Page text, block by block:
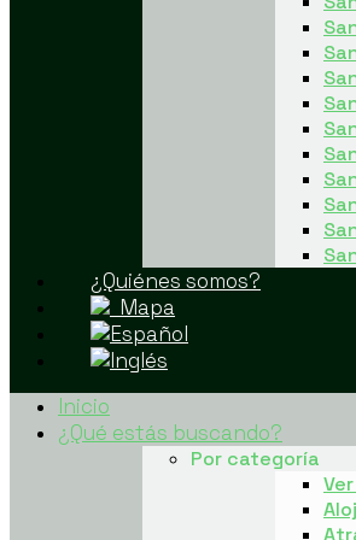
¿Quiénes somos?
Mapa
Inicio
¿Qué estás buscando?
Por categoría